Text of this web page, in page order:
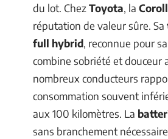
du lot. ChezToyota, la
réputation de valeur sûre. Sa
full hybrid, reconnue pour
combine sobriété et douceur
nombreux conducteurs
consommation souvent
aux 100 kilomètres. La
sans branchement